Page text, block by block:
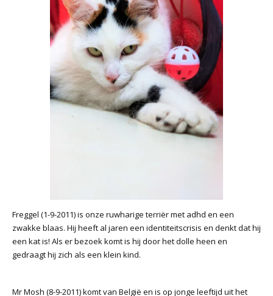
Freggel (1-9-2011) is onze ruwharige terriër met adhd en een
zwakke blaas. Hij heeft al jaren een identiteitscrisis en denkt dat hij
een kat is! Als er bezoek komt is hij door het dolle heen en
gedraagt hij zich als een klein kind.
Mr Mosh (8-9-2011) komt van België en is op jonge leeftijd uit het